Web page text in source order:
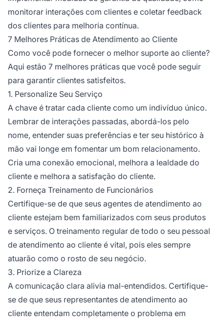
monitorar interações com clientes e coletar feedback
dos clientes para melhoria contínua.
7 Melhores Práticas de Atendimento ao Cliente
Como você pode fornecer o melhor suporte ao cliente?
Aqui estão 7 melhores práticas que você pode seguir
para garantir clientes satisfeitos.
1. Personalize Seu Serviço
A chave é tratar cada cliente como um indivíduo único.
Lembrar de interações passadas, abordá-los pelo
nome, entender suas preferências e ter seu histórico à
mão vai longe em fomentar um bom relacionamento.
Cria uma conexão emocional, melhora a lealdade do
cliente e melhora a satisfação do cliente.
2. Forneça Treinamento de Funcionários
Certifique-se de que seus agentes de atendimento ao
cliente estejam bem familiarizados com seus produtos
e serviços. O treinamento regular de todo o seu pessoal
de atendimento ao cliente é vital, pois eles sempre
atuarão como o rosto de seu negócio.
3. Priorize a Clareza
A comunicação clara alivia mal-entendidos. Certifique-
se de que seus representantes de atendimento ao
cliente entendam completamente o problema em